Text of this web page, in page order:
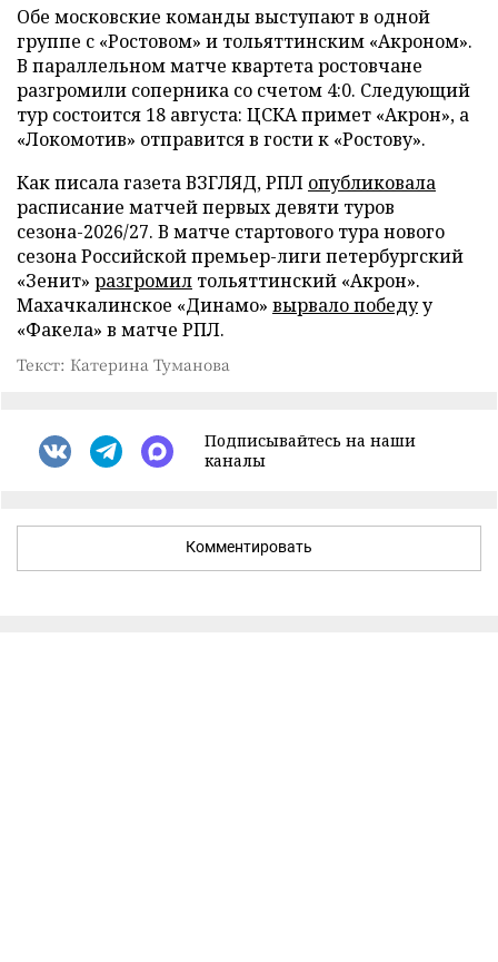
Обе московские команды выступают в одной
группе с «Ростовом» и тольяттинским «Акроном».
В параллельном матче квартета ростовчане
разгромили соперника со счетом 4:0. Следующий
тур состоится 18 августа: ЦСКА примет «Акрон», а
«Локомотив» отправится в гости к «Ростову».
Как писала газета ВЗГЛЯД, РПЛ опубликовала
расписание матчей первых девяти туров
сезона-2026/27. В матче стартового тура нового
сезона Российской премьер-лиги петербургский
«Зенит» разгромил тольяттинский «Акрон».
Махачкалинское «Динамо» вырвало победуу
«Факела» в матче РПЛ.
Текст: Катерина Туманова
Подписывайтесь на наши
каналы
Комментировать